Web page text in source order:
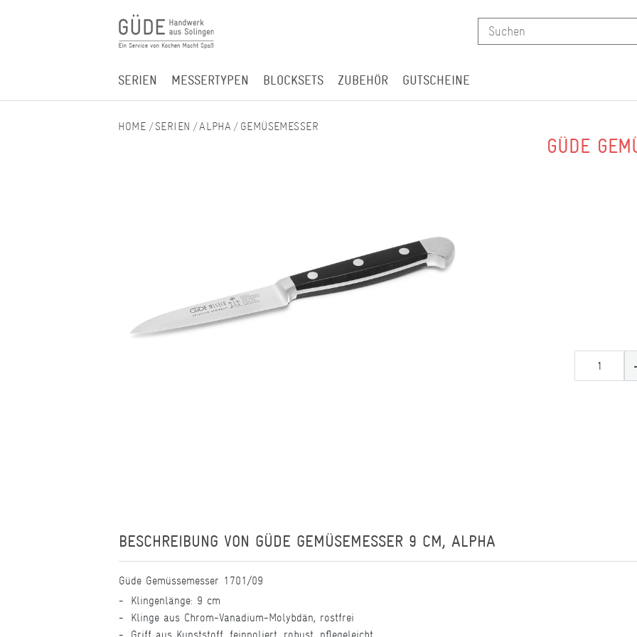
SERIEN MESSERTYPEN BLOCKSETS ZUBEHÖR GUTSCHEINE
SERIEN ALPHA GEMÜSEMESSER
GÜDE
BESCHREIBUNG VON GÜDE GEMÜSEMESSER 9 CM, ALPHA
Güde Gemüssemesser 1701/09
Klingenlänge: 9 cm
Klinge aus Chrom-Vanadium-Molybdän, rostfrei
Griff aus Kunststoff, feinpoliert, robust, pflegeleicht